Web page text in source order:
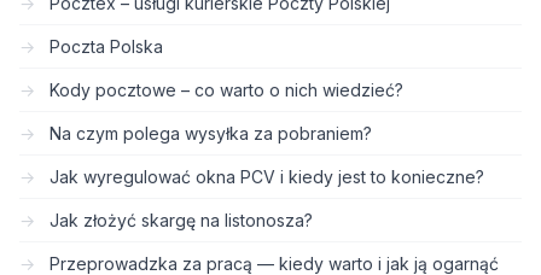
Poczta Polska
Kody pocztowe – co warto o nich wiedzieć?
Na czym polega wysyłka za pobraniem?
Jak wyregulować okna PCV i kiedy jest to konieczne?
Jak złożyć skargę na listonosza?
Przeprowadzka za pracą — kiedy warto i jak ją ogarnąć